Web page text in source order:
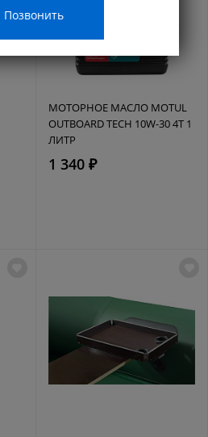
МОТОРНОЕ МАСЛО MOTUL
OUTBOARD TECH 10W-30 4T 1
ЛИТР
1 340 ₽
Позвонить